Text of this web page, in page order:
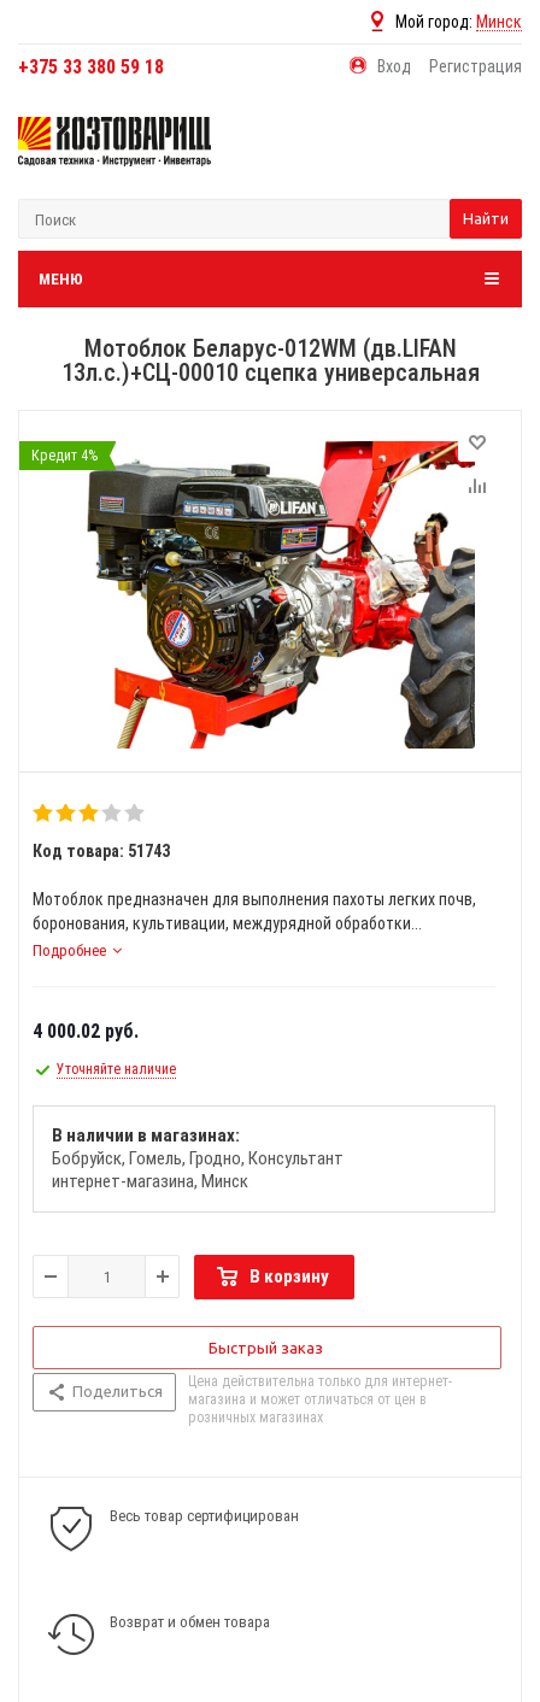
Мой город: Минск
+375 33 380 59 18 Вход Регистрация
Найти
МЕНЮ
Мотоблок Беларус-012WM (дв.LIFAN
13л.с.)+СЦ-00010 сцепка универсальная
Кредит 4%
Код товара: 51743
Мотоблок предназначен для выполнения пахоты легких почв,
боронования, культивации, междурядной обработки...
Подробнее
4 000.02 руб.
Уточняйте наличие
В наличии в магазинах:
Бобруйск Гомель Гродно Консультант
интернет-магазина Минск
В корзину
Быстрый заказ
Поделиться
Цена действительна только для интернет-
магазина и может отличаться от цен в
розничных магазинах
Весь товар сертифицирован
Возврат и обмен товара